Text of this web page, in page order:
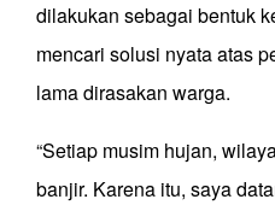
dilakukan sebagai bentuk
mencari solusi nyata atas
lama dirasakan warga.
“Setiap musim hujan,
banjir. Karena itu, saya